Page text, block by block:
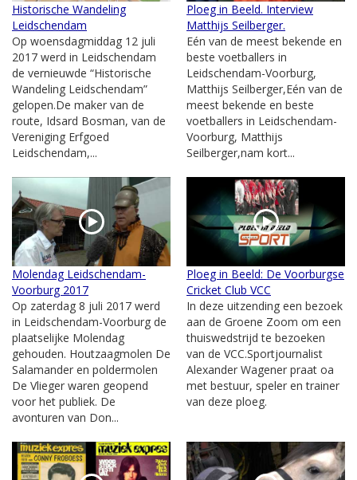
Historische Wandeling
Leidschendam
Op woensdagmiddag 12 juli
2017 werd in Leidschendam
de vernieuwde “Historische
Wandeling Leidschendam”
gelopen.De maker van de
route, Idsard Bosman, van de
Vereniging Erfgoed
Leidschendam,...
Ploeg in Beeld. Interview
Matthijs Seilberger.
Eén van de meest bekende en
beste voetballers in
Leidschendam-Voorburg,
Matthijs Seilberger,Eén van de
meest bekende en beste
voetballers in Leidschendam-
Voorburg, Matthijs
Seilberger,nam kort...
Molendag Leidschendam-
Voorburg 2017
Op zaterdag 8 juli 2017 werd
in Leidschendam-Voorburg de
plaatselijke Molendag
gehouden. Houtzaagmolen De
Salamander en poldermolen
De Vlieger waren geopend
voor het publiek. De
avonturen van Don...
Ploeg in Beeld: De Voorburgse
Cricket Club VCC
In deze uitzending een bezoek
aan de Groene Zoom om een
thuiswedstrijd te bezoeken
van de VCC.Sportjournalist
Alexander Wagener praat oa
met bestuur, speler en trainer
van deze ploeg.